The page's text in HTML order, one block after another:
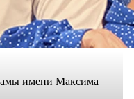
имени Максима